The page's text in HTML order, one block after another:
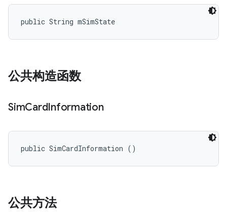
public String mSimState
公共构造函数
SimCardInformation
public SimCardInformation ()
公共方法